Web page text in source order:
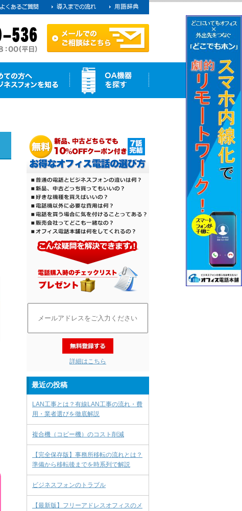
詳細はこちら
最近の投稿
LAN工事とは？有線LAN工事の流れ・費
用・業者選びを徹底解説
複合機（コピー機）のコスト削減
【完全保存版】事務所移転の流れとは？
準備から移転後までを時系列で解説
ビジネスフォンのトラブル
【最新版】フリーアドレスオフィスのメ